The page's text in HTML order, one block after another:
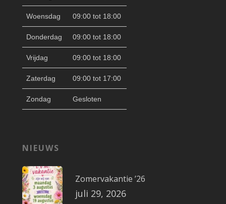
Woensdag 09:00 tot 18:00
Donderdag 09:00 tot 18:00
Vrijdag 09:00 tot 18:00
Zaterdag 09:00 tot 17:00
Zondag Gesloten
NIEUWS
Zomervakantie ’26
juli 29, 2026